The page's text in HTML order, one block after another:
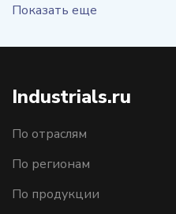
Показать еще
Industrials.ru
По отраслям
По регионам
По продукции